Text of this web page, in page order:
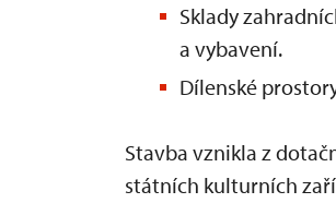
Sklady
a vybavení.
Dílenské
Stavba vznikla z
státních kulturních